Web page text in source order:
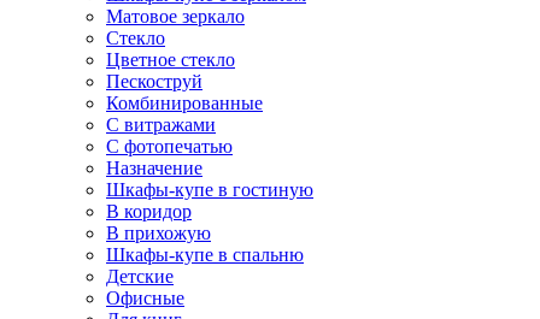
Матовое зеркало
Стекло
Цветное стекло
Пескоструй
Комбинированные
С витражами
С фотопечатью
Назначение
Шкафы-купе в гостиную
В коридор
В прихожую
Шкафы-купе в спальню
Детские
Офисные